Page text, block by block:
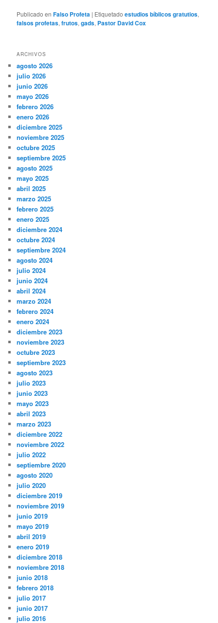
Publicado en Falso Profeta | Etiquetado estudios bíblicos gratutios,
falsos profetas,frutos,gads, Pastor David Cox
ARCHIVOS
agosto 2026
julio 2026
junio 2026
mayo 2026
febrero 2026
enero 2026
diciembre 2025
noviembre 2025
octubre 2025
septiembre 2025
agosto 2025
mayo 2025
abril 2025
marzo 2025
febrero 2025
enero 2025
diciembre 2024
octubre 2024
septiembre 2024
agosto 2024
julio 2024
junio 2024
abril 2024
marzo 2024
febrero 2024
enero 2024
diciembre 2023
noviembre 2023
octubre 2023
septiembre 2023
agosto 2023
julio 2023
junio 2023
mayo 2023
abril 2023
marzo 2023
diciembre 2022
noviembre 2022
julio 2022
septiembre 2020
agosto 2020
julio 2020
diciembre 2019
noviembre 2019
junio 2019
mayo 2019
abril 2019
enero 2019
diciembre 2018
noviembre 2018
junio 2018
febrero 2018
julio 2017
junio 2017
julio 2016